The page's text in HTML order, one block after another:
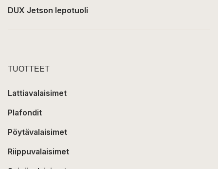
DUX Jetson lepotuoli
TUOTTEET
Lattiavalaisimet
Plafondit
Pöytävalaisimet
Riippuvalaisimet